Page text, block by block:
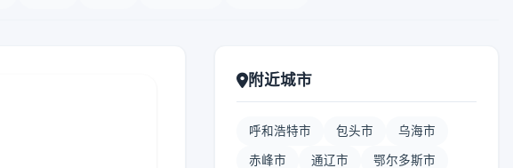
附近城市
呼和浩特市 包头市 乌海市
赤峰市 通辽市 鄂尔多斯市